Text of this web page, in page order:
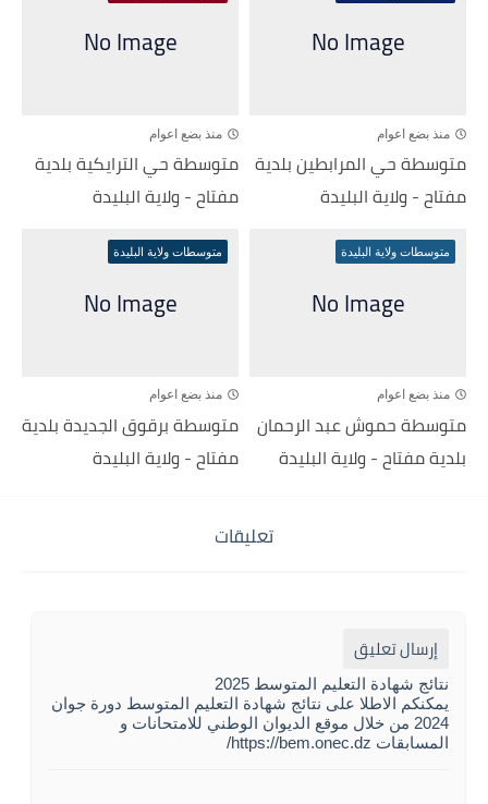
منذ بضع اعوام
متوسطة حي المرابطين بلدية
مفتاح - ولاية البليدة
منذ بضع اعوام
متوسطة حي الترايكية بلدية
مفتاح - ولاية البليدة
متوسطات ولاية البليدة
منذ بضع اعوام
متوسطة حموش عبد الرحمان
بلدية مفتاح - ولاية البليدة
متوسطات ولاية البليدة
منذ بضع اعوام
متوسطة برقوق الجديدة بلدية
مفتاح - ولاية البليدة
تعليقات
إرسال تعليق
نتائج شهادة التعليم المتوسط 2025
يمكنكم الاطلا على نتائج شهادة التعليم المتوسط دورة جوان
2024 من خلال موقع الديوان الوطني للامتحانات و
المسابقات https://bem.onec.dz/